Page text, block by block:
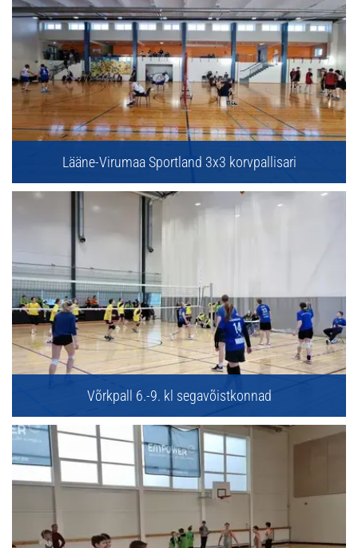
Lääne-Virumaa Sportland 3x3 korvpallisari
Võrkpall 6.-9. kl segavõistkonnad